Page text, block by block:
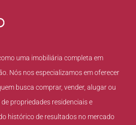
uma imobiliária completa em
Nós nos especializamos em oferecer
busca comprar, vender, alugar ou
propriedades residenciais e
histórico de resultados no mercado